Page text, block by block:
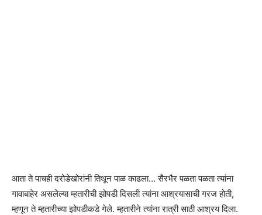
आता ते पाचही दरोडेखोरांनी तिथून पाळ काढला… सैरभैर पळता पळता त्यांना
गावाबाहेर असलेल्या म्हतारीची झोपडी दिसली त्यांना आश्रयासाची गरज होती,
म्हणून ते म्हतारीच्या झोपडीकडे गेले. म्हतारीने त्यांना रात्री साठी आश्रय दिला.